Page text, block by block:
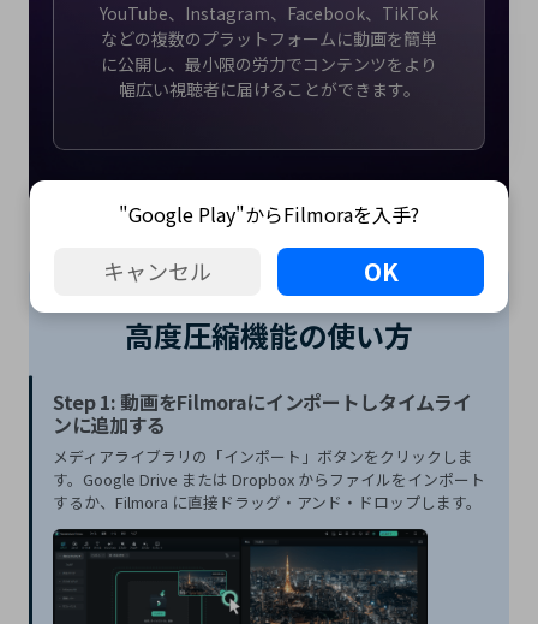
YouTube、Instagram、Facebook、TikTok
などの複数のプラットフォームに動画を簡単
に公開し、最小限の労力でコンテンツをより
幅広い視聴者に届けることができます。
高度圧縮機能の使い方
Step 1: 動画をFilmoraにインポートしタイムライ
ンに追加する
メディアライブラリの「インポート」ボタンをクリックしま
す。Google Drive または Dropbox からファイルをインポート
するか、Filmora に直接ドラッグ・アンド・ドロップします。
"Google Play"からFilmoraを入手?
キャンセル OK